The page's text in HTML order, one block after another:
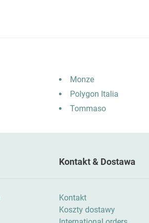
Monze
Polygon Italia
Tommaso
Kontakt & Dostawa
Kontakt
Koszty dostawy